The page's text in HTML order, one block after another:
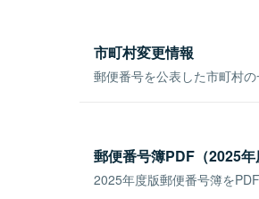
市町村変更情報
郵便番号を公表した市町村
郵便番号簿PDF（2025年
2025年度版郵便番号簿を